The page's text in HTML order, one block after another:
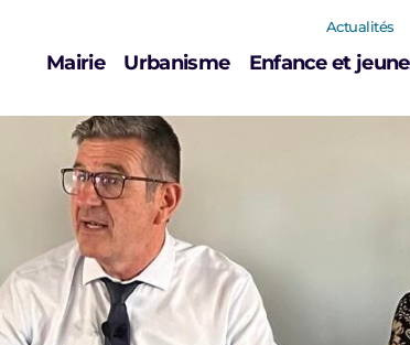
Mairie Urbanisme Enfance et
Actualités